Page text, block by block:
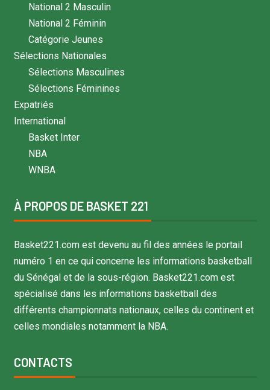
National 2 Masculin
National 2 Féminin
Catégorie Jeunes
Sélections Nationales
Sélections Masculines
Sélections Féminines
Expatriés
International
Basket Inter
NBA
WNBA
À PROPOS DE BASKET 221
Basket221.com est devenu au fil des années le portail
numéro 1 en ce qui concerne les informations basketball
du Sénégal et de la sous-région. Basket221.com est
spécialisé dans les informations basketball des
différents championnats nationaux, celles du continent et
celles mondiales notamment la NBA.
CONTACTS